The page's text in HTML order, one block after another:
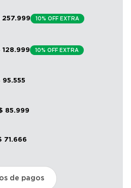
257.999 10% OFF EXTRA
128.999 10% OFF EXTRA
95.555
85.999
71 .666
de pagos